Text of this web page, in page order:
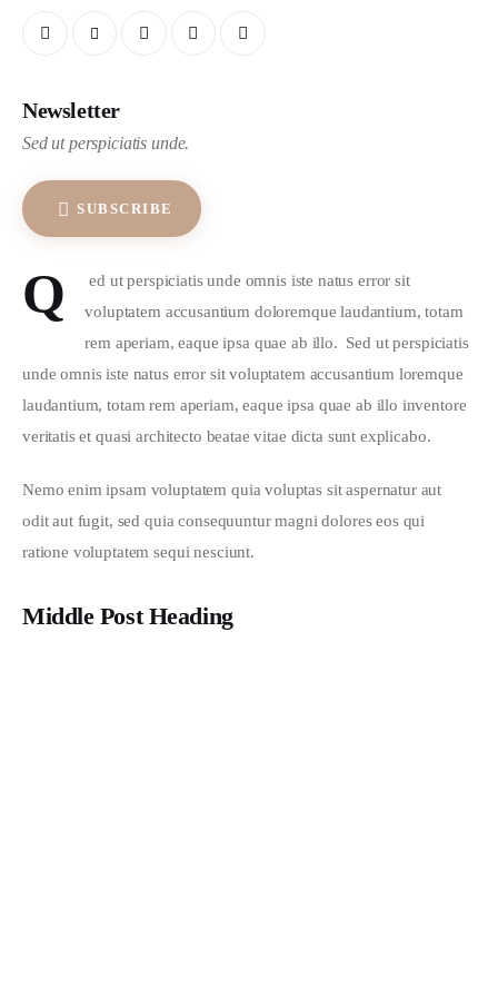
Newsletter
Sed ut perspiciatis unde.
SUBSCRIBE
Q
ed ut perspiciatis unde omnis iste natus error sit
voluptatem accusantium doloremque laudantium, totam
rem aperiam, eaque ipsa quae ab illo.  Sed ut perspiciatis
unde omnis iste natus error sit voluptatem accusantium loremque
laudantium, totam rem aperiam, eaque ipsa quae ab illo inventore
veritatis et quasi architecto beatae vitae dicta sunt explicabo.
Nemo enim ipsam voluptatem quia voluptas sit aspernatur aut
odit aut fugit, sed quia consequuntur magni dolores eos qui
ratione voluptatem sequi nesciunt.
Middle Post Heading